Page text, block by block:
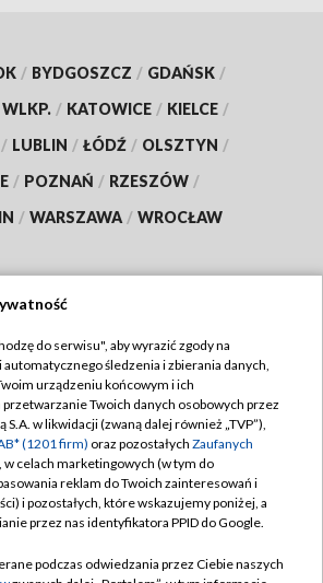
/ BYDGOSZCZ / GDAŃSK /
/ KATOWICE / KIELCE /
/ LUBLIN / ŁÓDŹ / OLSZTYN /
/ POZNAŃ / RZESZÓW /
/ WARSZAWA / WROCŁAW
TVP
TVP
Cyfrowa
Regulamin TVP
Polityka prywatności
Moje zgody
Pomoc
do serwisu", aby wyrazić zgody na
śledzenia i zbierania danych,
urządzeniu końcowym i ich
Twoich danych osobowych przez
S.A. w likwidacji (zwaną dalej również „TVP”),
(1201 firm) oraz pozostałych Zaufanych
, w celach marketingowych (w tym do
reklam do Twoich zainteresowań i
i pozostałych, które wskazujemy poniżej, a
przez nas identyfikatora PPID do Google.
podczas odwiedzania przez Ciebie naszych